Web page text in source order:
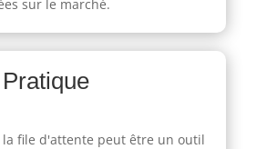
sur le marché.
la file d'attente peut être un outil